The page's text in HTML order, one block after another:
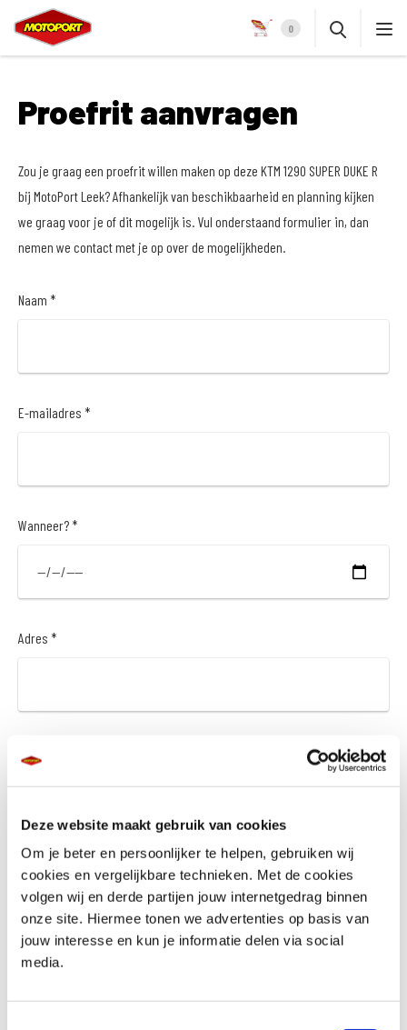
Deze website maakt gebruik van cookies
Om je beter en persoonlijker te helpen, gebruiken wij
cookies en vergelijkbare technieken. Met de cookies
volgen wij en derde partijen jouw internetgedrag binnen
onze site. Hiermee tonen we advertenties op basis van
jouw interesse en kun je informatie delen via social
media.
0
Proefrit aanvragen
Zou je graag een proefrit willen maken op deze KTM 1290 SUPER DUKE R
bij MotoPort Leek? Afhankelijk van beschikbaarheid en planning kijken
we graag voor je of dit mogelijk is. Vul onderstaand formulier in, dan
nemen we contact met je op over de mogelijkheden.
Naam *
E-mailadres *
Wanneer? *
Adres *
Woonplaats *